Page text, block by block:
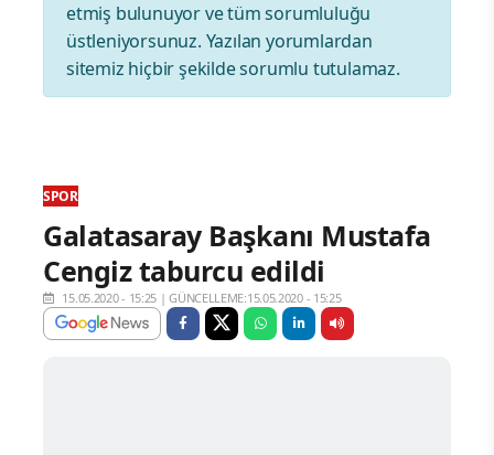
etmiş bulunuyor ve tüm sorumluluğu
üstleniyorsunuz. Yazılan yorumlardan
sitemiz hiçbir şekilde sorumlu tutulamaz.
SPOR
Galatasaray Başkanı Mustafa
Cengiz taburcu edildi
15.05.2020 - 15:25 |GÜNCELLEME:15.05.2020 - 15:25